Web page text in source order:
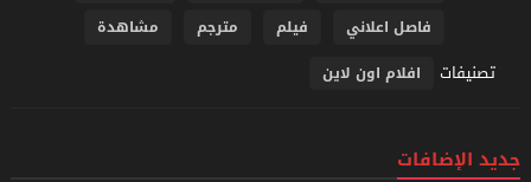
فاصل اعلاني
فيلم مترجم مشاهدة
تصنيفات افلام اون لاين
جديد الإضافات